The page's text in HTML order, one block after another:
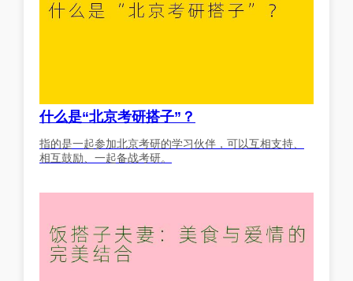
什么是“北京考研搭子”？
指的是一起参加北京考研的学习伙伴，可以互相支持、
相互鼓励、一起备战考研。